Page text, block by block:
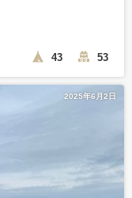
43 53
2025年6月2日